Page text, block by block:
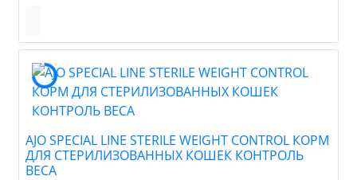
AJO SPECIAL LINE STERILE WEIGHT CONTROL КОРМ
ДЛЯ СТЕРИЛИЗОВАННЫХ КОШЕК КОНТРОЛЬ
ВЕСА